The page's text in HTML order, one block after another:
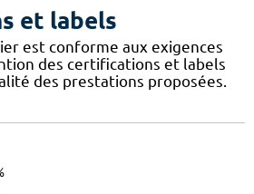
et labels
est conforme aux exigences
des certifications et labels
des prestations proposées.